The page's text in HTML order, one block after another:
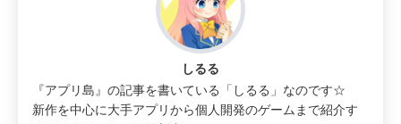
しるる
『アプリ島』の記事を書いている「しるる」なのです☆
新作を中心に大手アプリから個人開発のゲームまで紹介す